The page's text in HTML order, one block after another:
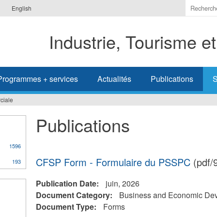
English
Indiquer
les
à
Industrie, Tourisme
+ services Actualités Publications
Publications
CFSP Form - Formulaire du PSSPC(pdf/
Publication Date:
juin, 2026
Document Category:
Business and Economic
Document Type:
Forms
1596
193